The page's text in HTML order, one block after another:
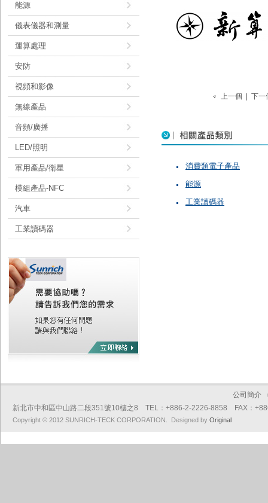
能源
儀表儀器和測量
運算處理
安防
視頻和影像
無線產品
音頻/廣播
LED/照明
軍用產品/衛星
模組產品-NFC
汽車
工業讀碼器
上一個 下一
消費類電子產品
能源
工業讀碼器
公司簡介 /
新北市中和區中山路二段351號10樓之8 TEL：+886-2-2226-8858 FAX：
Copyright © 2012 SUNRICH-TECK CORPORATION. Designed by Original